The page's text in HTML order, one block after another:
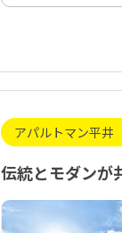
アパルトマン平井
伝統とモダンが